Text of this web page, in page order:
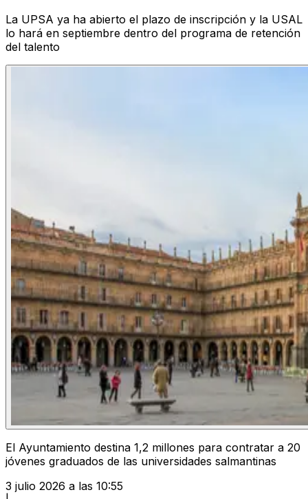
La UPSA ya ha abierto el plazo de inscripción y la USAL
lo hará en septiembre dentro del programa de retención
del talento
El Ayuntamiento destina 1,2 millones para contratar a 20
jóvenes graduados de las universidades salmantinas
3 julio 2026 a las 10:55